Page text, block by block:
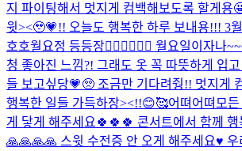
지 파이팅해서 멋지게 컴백해보도록 할게용
윗><🥹💗!! 오늘도 행복한 하루 보내용!!! 3
호호월요정 등등장🧚🏻‍♀️🧚🏻‍♀️ 월요일이자나
청 좋아진 느낌?! 그래도 옷 꼭 따뜻하게 입
들 보고싶당💗🥺 조금만 기다려줭!! 멋지게
행복한 일들 가득하장><!!😊🥰어뗘 어뗘 모
게 닿게 해주세요🍀🍀🍀 콘서트에서 함께
🙏🙏🙏🙏 스윗 수전증 안 오게 해주세요♥️